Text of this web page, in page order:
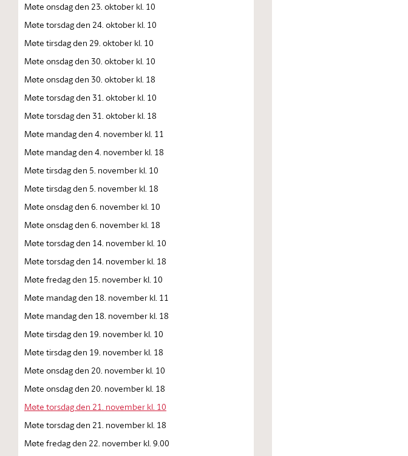
Møte onsdag den 23. oktober kl. 10
Møte torsdag den 24. oktober kl. 10
Møte tirsdag den 29. oktober kl. 10
Møte onsdag den 30. oktober kl. 10
Møte onsdag den 30. oktober kl. 18
Møte torsdag den 31. oktober kl. 10
Møte torsdag den 31. oktober kl. 18
Møte mandag den 4. november kl. 11
Møte mandag den 4. november kl. 18
Møte tirsdag den 5. november kl. 10
Møte tirsdag den 5. november kl. 18
Møte onsdag den 6. november kl. 10
Møte onsdag den 6. november kl. 18
Møte torsdag den 14. november kl. 10
Møte torsdag den 14. november kl. 18
Møte fredag den 15. november kl. 10
Møte mandag den 18. november kl. 11
Møte mandag den 18. november kl. 18
Møte tirsdag den 19. november kl. 10
Møte tirsdag den 19. november kl. 18
Møte onsdag den 20. november kl. 10
Møte onsdag den 20. november kl. 18
Møte torsdag den 21. november kl. 10
Møte torsdag den 21. november kl. 18
Møte fredag den 22. november kl. 9.00